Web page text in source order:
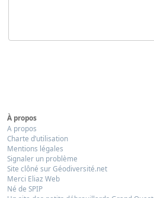
À propos
A propos
Charte d’utilisation
Mentions légales
Signaler un problème
Site clôné sur Géodiversité.net
Merci Eliaz Web
Né de SPIP